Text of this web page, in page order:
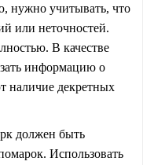
нужно учитывать, что
или неточностей.
В качестве
информацию о
наличие декретных
должен быть
Использовать